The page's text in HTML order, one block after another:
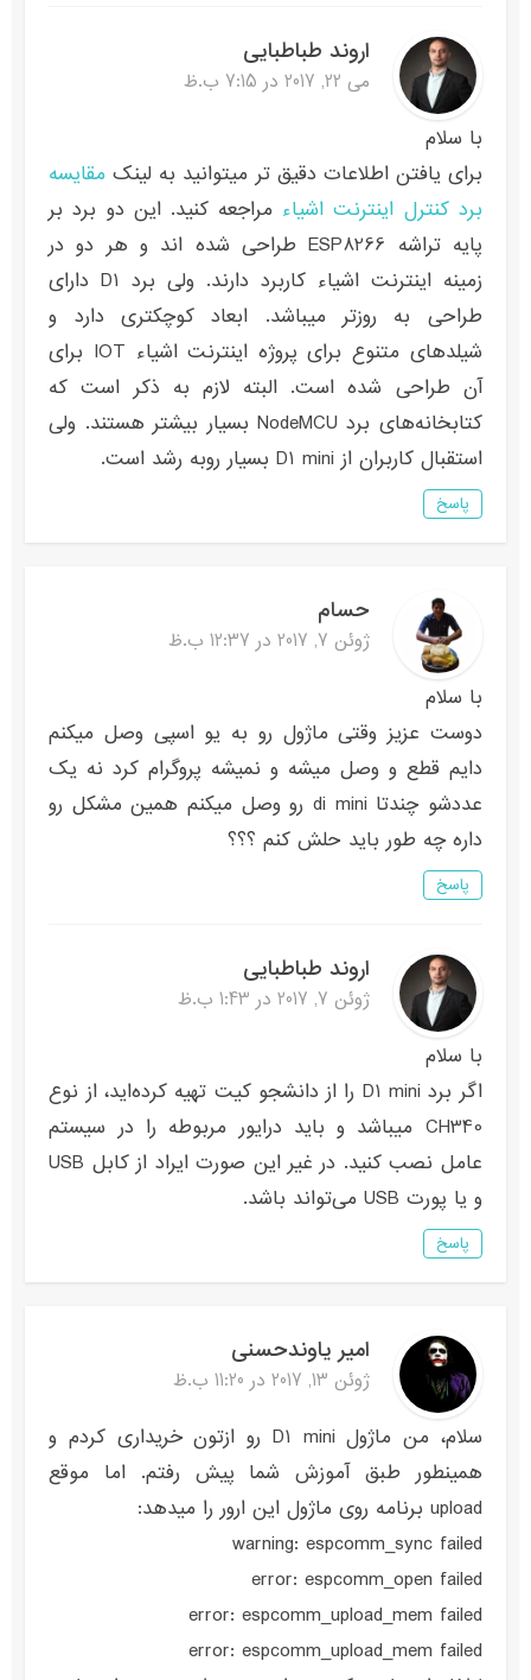
اروند طباطبایی
می 22, 2017 در 7:15 ب.ظ
با سلام
برای یافتن اطلاعات دقیق تر میتوانید به لینک مقایسه
برد کنترل اینترنت اشیاء مراجعه کنید. این دو برد بر
پایه تراشه ESP8266 طراحی شده اند و هر دو در
زمینه اینترنت اشیاء کاربرد دارند. ولی برد D1 دارای
طراحی به روزتر میباشد. ابعاد کوچکتری دارد و
شیلدهای متنوع برای پروژه اینترنت اشیاء IOT برای
آن طراحی شده است. البته لازم به ذکر است که
کتابخانه‌های برد NodeMCU بسیار بیشتر هستند. ولی
استقبال کاربران از D1 mini بسیار روبه رشد است.
پاسخ
حسام
ژوئن 7, 2017 در 12:37 ب.ظ
با سلام
دوست عزیز وقتی ماژول رو به یو اسپی وصل میکنم
دایم قطع و وصل میشه و نمیشه پروگرام کرد نه یک
عددشو چندتا di mini رو وصل میکنم همین مشکل رو
داره چه طور باید حلش کنم ؟؟؟
پاسخ
اروند طباطبایی
ژوئن 7, 2017 در 1:43 ب.ظ
با سلام
اگر برد D1 mini را از دانشجو کیت تهیه کرده‌اید، از نوع
CH340 میباشد و باید درایور مربوطه را در سیستم
عامل نصب کنید. در غیر این صورت ایراد از کابل USB
و یا پورت USB می‌تواند باشد.
پاسخ
امیر یاوندحسنی
ژوئن 13, 2017 در 11:20 ب.ظ
سلام، من ماژول D1 mini رو ازتون خریداری کردم و
همینطور طبق آموزش شما پیش رفتم. اما موقع
upload برنامه روی ماژول این ارور را میدهد:
warning: espcomm_sync failed
error: espcomm_open failed
error: espcomm_upload_mem failed
error: espcomm_upload_mem failed